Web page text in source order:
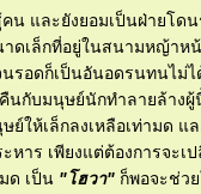
น และยังยอมเป็นฝ่ายโด
ดเล็กที่อยู่ในสนามหญ้าห
รอดก็เป็นอันอดรนทนไม่
นกับมนุษย์นักทำลายล้าง
ย์ให้เล็กลงเหลือเท่ามด
หาร เพียงแต่ต้องการจ
ด เป็น "โฮวา" ก็พอจะช่ว